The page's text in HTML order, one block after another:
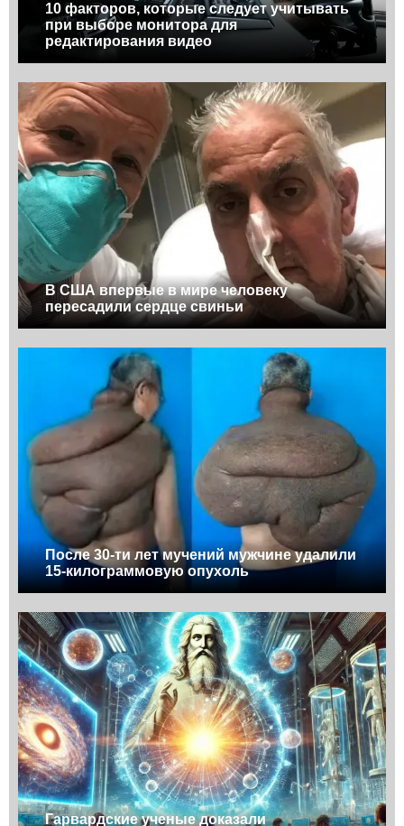
10 факторов, которые следует учитывать
при выборе монитора для
редактирования видео
В США впервые в мире человеку
пересадили сердце свиньи
После 30-ти лет мучений мужчине удалили
15-килограммовую опухоль
Гарвардские ученые доказали